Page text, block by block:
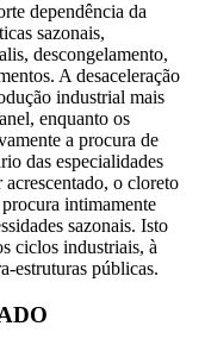
dependência da
sazonais,
descongelamento,
A desaceleração
industrial mais
enquanto os
a procura de
das especialidades
o cloreto
intimamente
sazonais. Isto
ciclos industriais, à
estruturas públicas.